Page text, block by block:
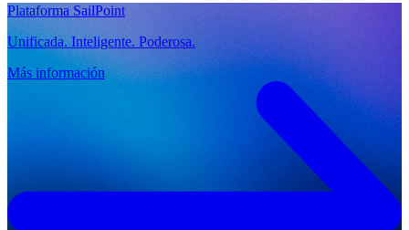
Plataforma SailPoint
Unificada. Inteligente. Poderosa.
Más información